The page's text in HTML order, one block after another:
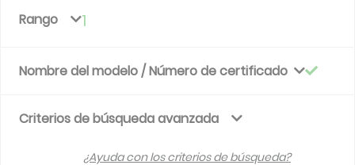
Rango 1
Nombre del modelo / Número de certificado
Criterios de búsqueda avanzada
¿Ayuda con los criterios de búsqueda?